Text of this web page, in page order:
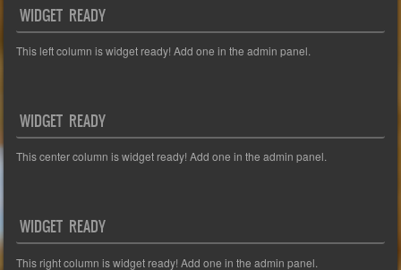
WIDGET READY
This left column is widget ready! Add one in the admin panel.
WIDGET READY
This center column is widget ready! Add one in the admin panel.
WIDGET READY
This right column is widget ready! Add one in the admin panel.